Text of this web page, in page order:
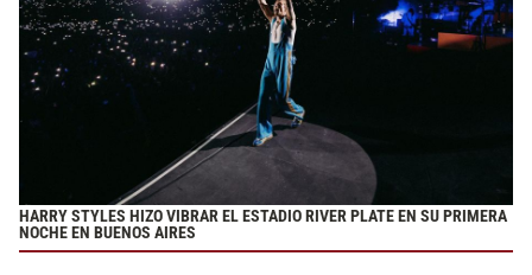
HARRY STYLES HIZO VIBRAR EL ESTADIO RIVER PLATE EN SU PRIMERA
NOCHE EN BUENOS AIRES